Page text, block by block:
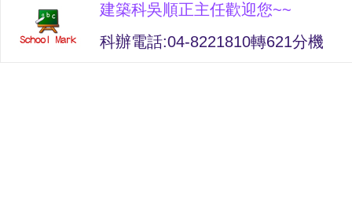
建築科吳順正主任歡迎您~~
科辦電話:04-8221810轉621分機